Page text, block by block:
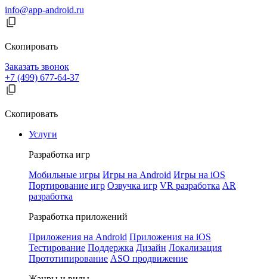
info@app-android.ru
Скопировать
Заказать звонок
+7 (499) 677-64-37
Скопировать
Услуги
Разработка игр
Мобильные игры Игры на Android Игры на iOS
Портирование игр Озвучка игр VR разработка AR
разработка
Разработка приложений
Приложения на Android Приложения на iOS
Тестирование Поддержка Дизайн Локализация
Прототипирование ASO продвижение